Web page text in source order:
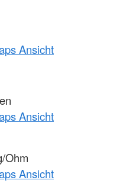
Ansicht
Ansicht
Ohm
Ansicht